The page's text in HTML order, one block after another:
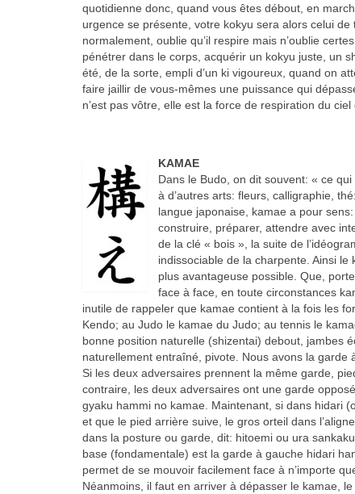
quotidienne donc, quand vous êtes débout, en
urgence se présente, votre kokyu sera alors celui
normalement, oublie qu’il respire mais n’oublie
pénétrer dans le corps, acquérir un kokyu juste, un
été, de la sorte, empli d’un ki vigoureux, quand on
faire jaillir de vous-mêmes une puissance qui
n’est pas vôtre, elle est la force de respiration du
KAMAE
Dans le Budo, on dit souvent: « ce
à d’autres arts: fleurs, calligraphie,
langue japonaise, kamae a pour
construire, préparer, attendre avec
de la clé « bois », la suite de
indissociable de la charpente. Ainsi
plus avantageuse possible. Que,
face à face, en toute circonstances
inutile de rappeler que kamae contient à la fois les
Kendo; au Judo le kamae du Judo; au tennis le
bonne position naturelle (shizentai) debout, jambes
naturellement entraîné, pivote. Nous avons la
Si les deux adversaires prennent la même garde,
contraire, les deux adversaires ont une garde
gyaku hammi no kamae. Maintenant, si dans hidari
et que le pied arrière suive, le gros orteil dans
dans la posture ou garde, dit: hitoemi ou ura
base (fondamentale) est la garde à gauche hidari
permet de se mouvoir facilement face à n’importe
Néanmoins, il faut en arriver à dépasser le kamae,